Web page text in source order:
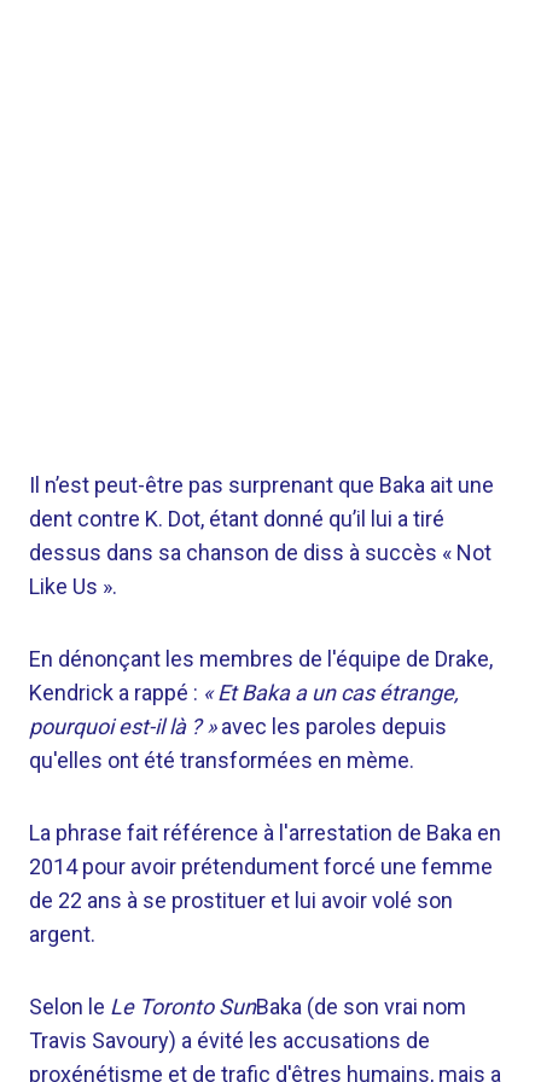
Il n’est peut-être pas surprenant que Baka ait une
dent contre K. Dot, étant donné qu’il lui a tiré
dessus dans sa chanson de diss à succès « Not
Like Us ».
En dénonçant les membres de l'équipe de Drake,
Kendrick a rappé : « Et Baka a un cas étrange,
pourquoi est-il là ? »avec les paroles depuis
qu'elles ont été transformées en mème.
La phrase fait référence à l'arrestation de Baka en
2014 pour avoir prétendument forcé une femme
de 22 ans à se prostituer et lui avoir volé son
argent.
Selon le Le Toronto SunBaka (de son vrai nom
Travis Savoury) a évité les accusations de
proxénétisme et de trafic d'êtres humains, mais a